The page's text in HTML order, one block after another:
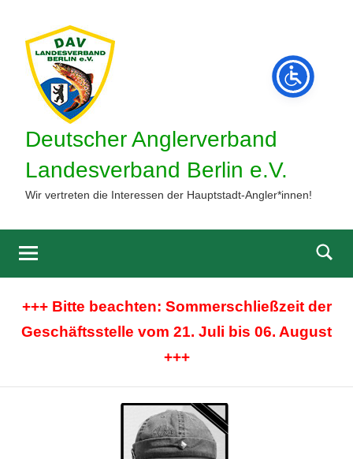
springen
Deutscher Anglerverband
Landesverband Berlin e.V.
Wir vertreten die Interessen der Hauptstadt-Angler*innen!
+++ Bitte beachten: Sommerschließzeit der
Geschäftsstelle vom 21. Juli bis 06. August
+++